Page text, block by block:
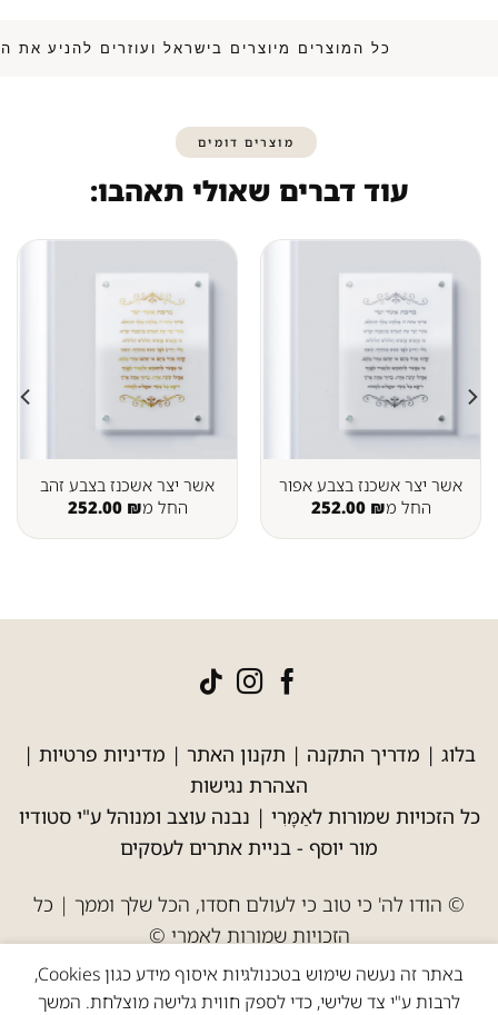
כל המוצרים מיוצרים בישראל ועוזרים
מוצרים דומים
עוד דברים שאולי תאהבו:
אשר יצר אשכנז בצבע אפור
החל מ
252.00 ₪
אשר יצר אשכנז בצבע זהב
החל מ
252.00 ₪
בלוג | מדריך התקנה | תקנון האתר | מדיניות פרטיות |
הצהרת נגישות
כל הזכויות שמורות לאַמָּרִי | נבנה עוצב ומנוהל ע"י סטודיו
מור יוסף - בניית אתרים לעסקים
© הודו לה' כי טוב כי לעולם חסדו, הכל שלך וממך | כל
הזכויות שמורות לאמרי ©
באתר זה נעשה שימוש בטכנולגיות איסוף מידע כגון Cookies,
לרבות ע"י צד שלישי, כדי לספק חווית גלישה מוצלחת. המשך